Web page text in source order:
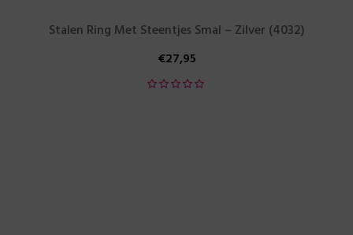
Stalen Ring Met Steentjes Smal – Zilver (4032)
€27,95